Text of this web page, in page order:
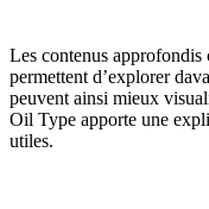
Les contenus approfondis
permettent d’explorer
peuvent ainsi mieux
Oil Type apporte une
utiles.